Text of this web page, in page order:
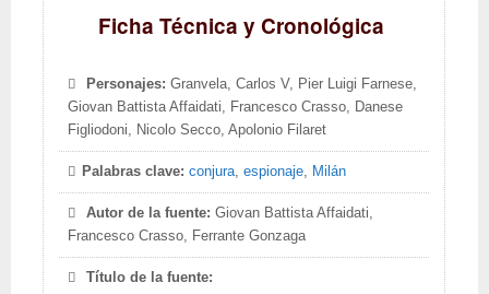
Ficha Técnica y Cronológica
Personajes: Granvela, Carlos V, Pier Luigi Farnese,
Giovan Battista Affaidati, Francesco Crasso, Danese
Figliodoni, Nicolo Secco, Apolonio Filaret
Palabras clave:conjura,espionaje, Milán
Autor de la fuente: Giovan Battista Affaidati,
Francesco Crasso, Ferrante Gonzaga
Título de la fuente: